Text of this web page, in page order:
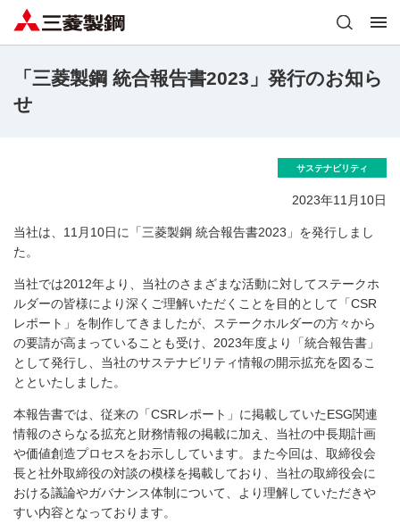
「三菱製鋼 統合報告書2023」発行のお知ら
せ
サステナビリティ
2023年11月10日
当社は、11月10日に「三菱製鋼 統合報告書2023」を発行しまし
た。
当社では2012年より、当社のさまざまな活動に対してステークホ
ルダーの皆様により深くご理解いただくことを目的として「CSR
レポート」を制作してきましたが、ステークホルダーの方々から
の要請が高まっていることも受け、2023年度より「統合報告書」
として発行し、当社のサステナビリティ情報の開示拡充を図るこ
とといたしました。
本報告書では、従来の「CSRレポート」に掲載していたESG関連
情報のさらなる拡充と財務情報の掲載に加え、当社の中長期計画
や価値創造プロセスをお示ししています。また今回は、取締役会
長と社外取締役の対談の模様を掲載しており、当社の取締役会に
おける議論やガバナンス体制について、より理解していただきや
すい内容となっております。